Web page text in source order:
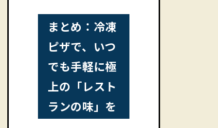
まとめ：冷凍
ピザで、いつ
でも手軽に極
上の「レスト
ランの味」を